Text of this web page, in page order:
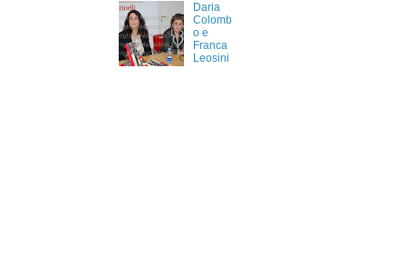
Daria
Colomb
o e
Franca
Leosini